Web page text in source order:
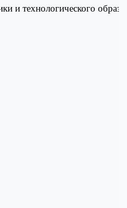
и технологического